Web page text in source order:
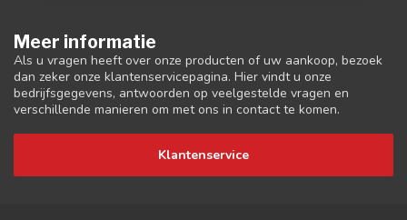
Meer informatie
Als u vragen heeft over onze producten of uw aankoop, bezoek
dan zeker onze klantenservicepagina. Hier vindt u onze
bedrijfsgegevens, antwoorden op veelgestelde vragen en
verschillende manieren om met ons in contact te komen.
Klantenservice